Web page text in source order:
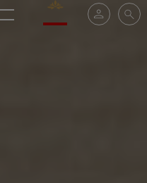
Valrhona - Imaginons le
Mein konto